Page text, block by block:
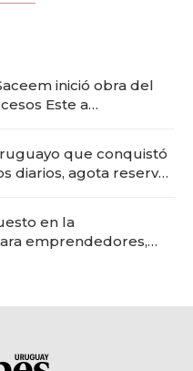
inició obra del
Este a
que conquistó
diarios, agota reservas
en la
emprendedores,